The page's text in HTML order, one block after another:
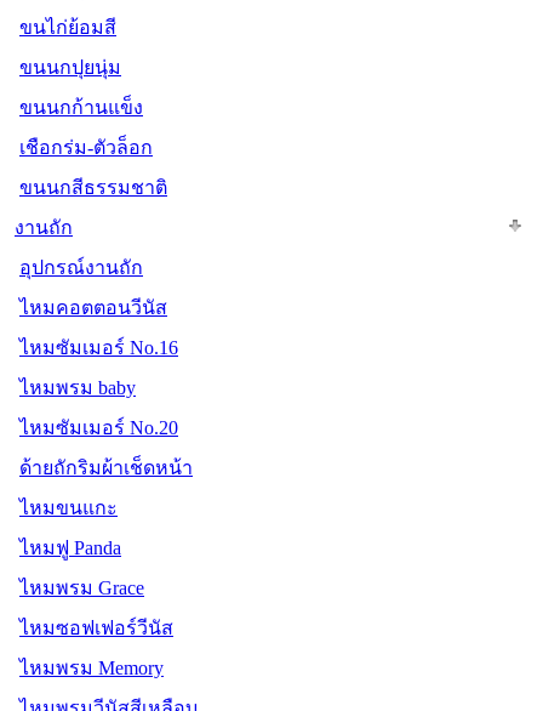
ขนไก่ย้อมสี
ขนนกปุยนุ่ม
ขนนกก้านแข็ง
เชือกร่ม-ตัวล็อก
ขนนกสีธรรมชาติ
งานถัก
อุปกรณ์งานถัก
ไหมคอตตอนวีนัส
ไหมซัมเมอร์ No.16
ไหมพรม baby
ไหมซัมเมอร์ No.20
ด้ายถักริมผ้าเช็ดหน้า
ไหมขนแกะ
ไหมฟู Panda
ไหมพรม Grace
ไหมซอฟเฟอร์วีนัส
ไหมพรม Memory